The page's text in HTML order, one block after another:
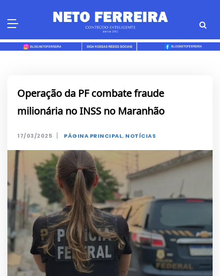
Operação da PF combate fraude
milionária no INSS no Maranhão
17/03/2025 | PÁGINA PRINCIPAL, NOTÍCIAS